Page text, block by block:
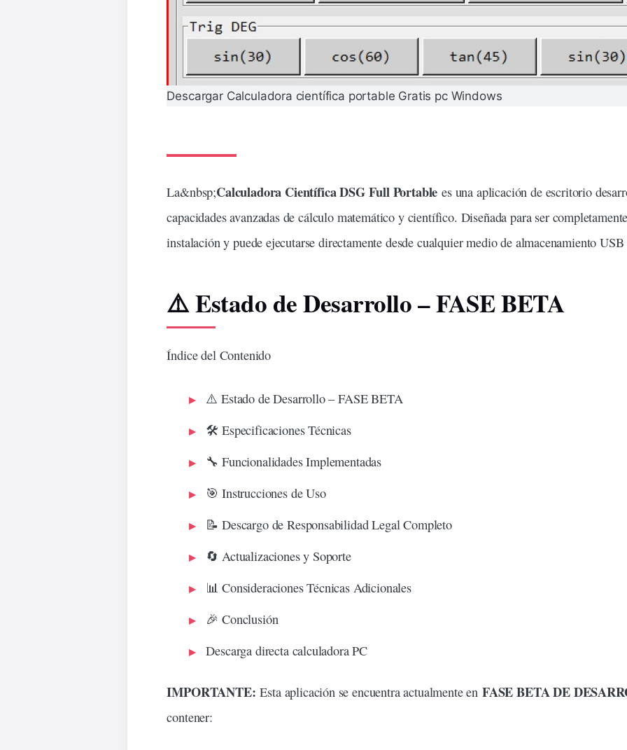
Descargar Calculadora científica portable Gratis pc Windows
La&nbsp;Calculadora Científica DSG Full Portable es una aplicación de escritorio
capacidades avanzadas decálculomatemático y científico. Diseñada para ser
instalación y puede ejecutarse directamente desde cualquier medio de almacenamiento
⚠️ Estado de Desarrollo – FASE BETA
Índice del Contenido
⚠️ Estado de Desarrollo – FASE BETA
🛠️ Especificaciones Técnicas
🔧 Funcionalidades Implementadas
🎯 Instrucciones de Uso
📝 Descargo de Responsabilidad Legal Completo
🔄 Actualizaciones y Soporte
📊 Consideraciones Técnicas Adicionales
🎉 Conclusión
Descarga directa calculadora PC
IMPORTANTE: Esta aplicación se encuentra actualmente en FASE BETA DE
contener: